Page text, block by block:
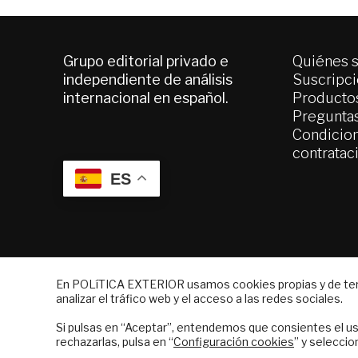
Grupo editorial privado e
independiente de análisis
internacional en español.
ES
Quiénes
En POLíTICA EXTERIOR usamos cookies propias y de
analizar el tráfico web y el acceso a las redes sociales.
Si pulsas en “Aceptar”, entendemos que consientes el
rechazarlas, pulsa en “Configuración cookies” y
Suscríbase a nuestro boletín